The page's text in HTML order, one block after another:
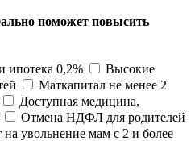
поможет повысить
ипотека 0,2%
Высокие
Маткапитал не менее 2
Доступная медицина,
Отмена НДФЛ для родителей
на увольнение мам с 2 и более